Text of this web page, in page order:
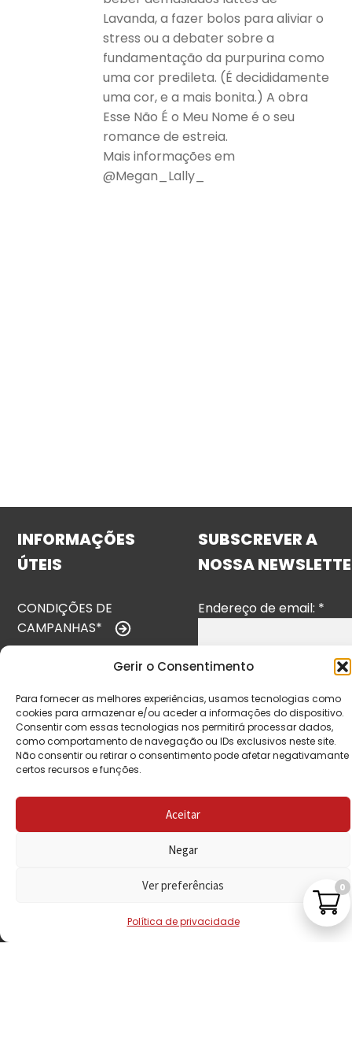
Gerir o Consentimento
Para fornecer as melhores experiências, usamos tecnologias como
cookies para armazenar e/ou aceder a informações do dispositivo.
Consentir com essas tecnologias nos permitirá processar dados,
como comportamento de navegação ou IDs exclusivos neste site.
Não consentir ou retirar o consentimento pode afetar negativamante
certos recursos e funções.
Aceitar
Negar
Ver preferências
Política de privacidade
Lavanda, a fazer bolos para aliviar o
stress ou a debater sobre a
fundamentação da purpurina como
uma cor predileta. (É decididamente
uma cor, e a mais bonita.) A obra
Esse Não É o Meu Nome é o seu
romance de estreia.
Mais informações em
@Megan_Lally_
INFORMAÇÕES
ÚTEIS
CONDIÇÕES DE
CAMPANHAS*
POLÍTICA DE
PRIVACIDADE
POLÍTICA DE
SUBSCREVER A
NOSSA
Endereço de email: *
0